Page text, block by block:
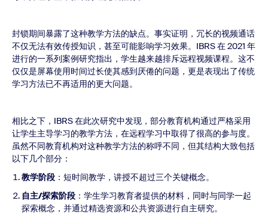
封锁期间暴露了这种教学方法的缺点。事实证明，冗长的视频通话
不仅无法有效传授知识，甚至可能影响学习效果。IBRS 在 2021 年
进行的一系列案例研究指出，学生越来越排斥远程视频课程。这不
仅仅是屏幕使用时间过长使其感到厌倦的问题，更是表现出了传统
学习方法已不再适用的更大问题。
相比之下，IBRS 在此次研究中发现，部分教育机构通过严格采用
让学生主导学习的教学方法，在远程学习中取得了很高的参与度。
虽然不同教育机构对这种教学方法的称呼不同，但其结构大致包括
以下几个部分：
教学阶段 ：短时间教学，讲授不超过三个关键概念。
自主/探索阶段 ：学生学习教育者提供的材料，同时与同学一起
探索概念，并通过精选资源和公共资源进行自主研究。